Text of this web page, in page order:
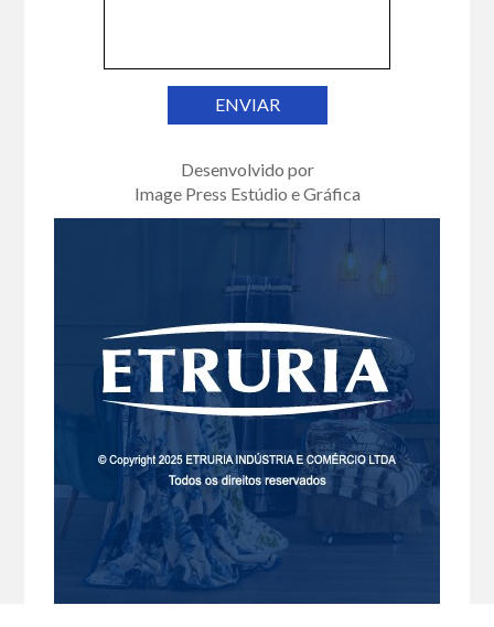
ENVIAR
Desenvolvido por
Image Press Estúdio e Gráfica